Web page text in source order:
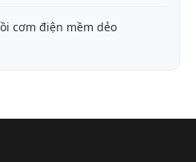
cơm điện mềm dẻo